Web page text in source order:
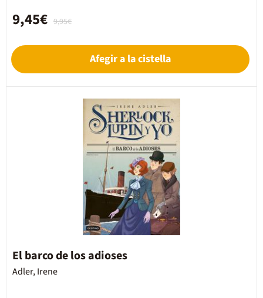
9,95€
9,45€
Afegir a la cistella
El barco de los adioses
Adler, Irene